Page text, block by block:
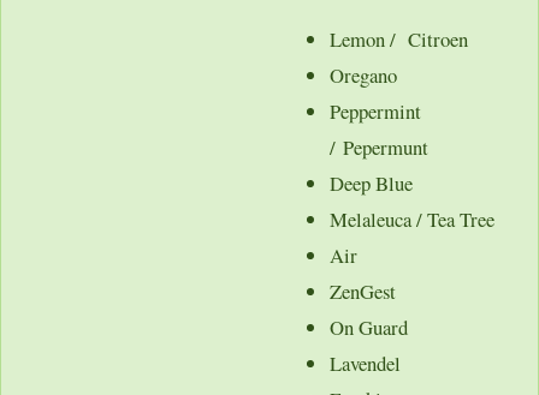
Lemon / Citroen
Oregano
Peppermint
/ Pepermunt
Deep Blue
Melaleuca / Tea Tree
Air
ZenGest
On Guard
Lavendel